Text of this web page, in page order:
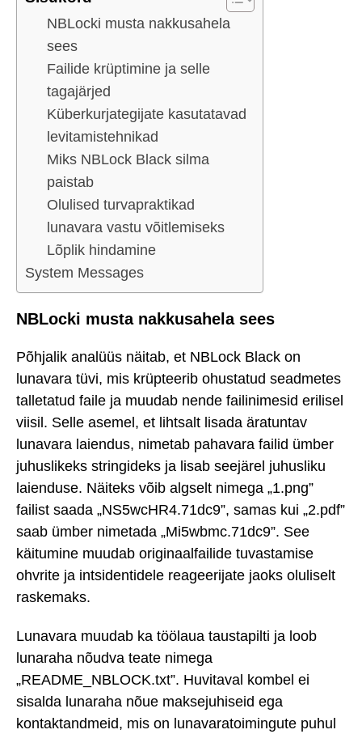
NBLocki musta nakkusahela
sees
Failide krüptimine ja selle
tagajärjed
Küberkurjategijate kasutatavad
levitamistehnikad
Miks NBLock Black silma
paistab
Olulised turvapraktikad
lunavara vastu võitlemiseks
Lõplik hindamine
System Messages
NBLocki musta nakkusahela sees
Põhjalik analüüs näitab, et NBLock Black on
lunavara tüvi, mis krüpteerib ohustatud seadmetes
talletatud faile ja muudab nende failinimesid erilisel
viisil. Selle asemel, et lihtsalt lisada äratuntav
lunavara laiendus, nimetab pahavara failid ümber
juhuslikeks stringideks ja lisab seejärel juhusliku
laienduse. Näiteks võib algselt nimega „1.png”
failist saada „NS5wcHR4.71dc9”, samas kui „2.pdf”
saab ümber nimetada „Mi5wbmc.71dc9”. See
käitumine muudab originaalfailide tuvastamise
ohvrite ja intsidentidele reageerijate jaoks oluliselt
raskemaks.
Lunavara muudab ka töölaua taustapilti ja loob
lunaraha nõudva teate nimega
„README_NBLOCK.txt”. Huvitaval kombel ei
sisalda lunaraha nõue maksejuhiseid ega
kontaktandmeid, mis on lunavaratoimingute puhul